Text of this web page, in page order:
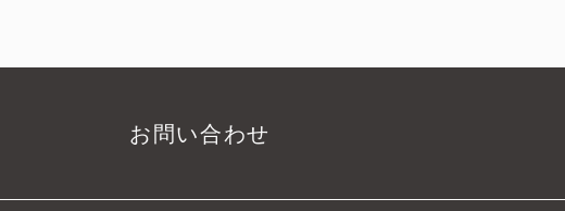
お問い合わせ